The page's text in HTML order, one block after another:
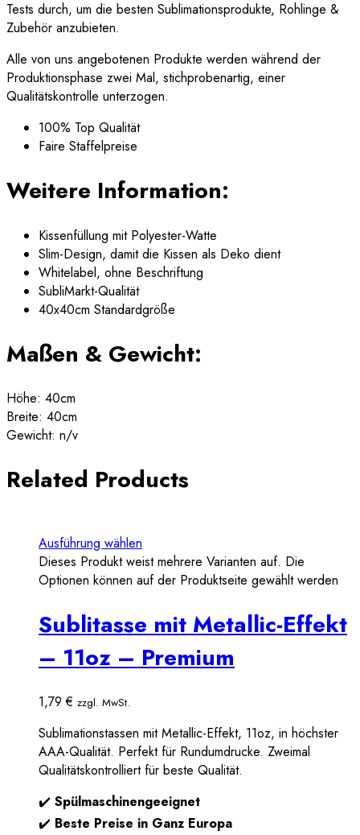
Tests durch, um die besten Sublimationsprodukte, Rohlinge &
Zubehör anzubieten.
Alle von uns angebotenen Produkte werden während der
Produktionsphase zwei Mal, stichprobenartig, einer
Qualitätskontrolle unterzogen.
100% Top Qualität
Faire Staffelpreise
Weitere Information:
Kissenfüllung mit Polyester-Watte
Slim-Design, damit die Kissen als Deko dient
Whitelabel, ohne Beschriftung
SubliMarkt-Qualität
40x40cm Standardgröße
Maßen & Gewicht:
Höhe: 40cm
Breite: 40cm
Gewicht: n/v
Related Products
Ausführung wählen
Dieses Produkt weist mehrere Varianten auf. Die
Optionen können auf der Produktseite gewählt werden
Sublitasse mit Metallic-Effekt
– 11oz – Premium
1,79€ zzgl. MwSt.
Sublimationstassen mit Metallic-Effekt, 11oz, in höchster
AAA-Qualität. Perfekt für Rundumdrucke. Zweimal
Qualitätskontrolliert für beste Qualität.
✔️ Spülmaschinengeeignet
✔️ Beste Preise in Ganz Europa